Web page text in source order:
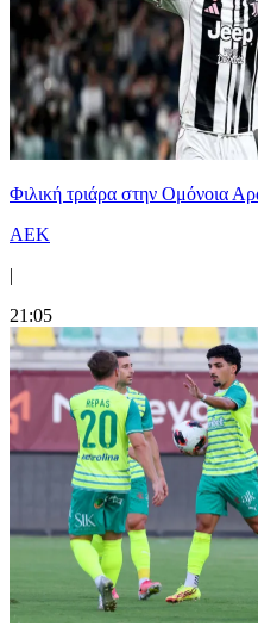
Φιλική τριάρα στην Ομόνοια
ΑΕΚ
|
21:05